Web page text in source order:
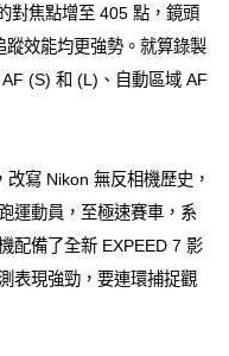
對焦點增至 405 點，鏡頭
效能均更強勢。就算錄製
(S) 和 (L)、自動區域 AF
寫 Nikon 無反相機歷史，
運動員，至極速賽車，系
配備了全新 EXPEED 7 影
表現強勁，要連環捕捉觀